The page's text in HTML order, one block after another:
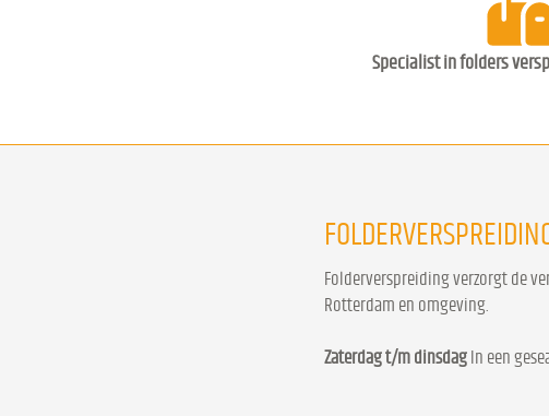
Specialist in folders
Folderverspreiding verzorgt de
Rotterdam en omgeving.
Zaterdag t/m dinsdag In een